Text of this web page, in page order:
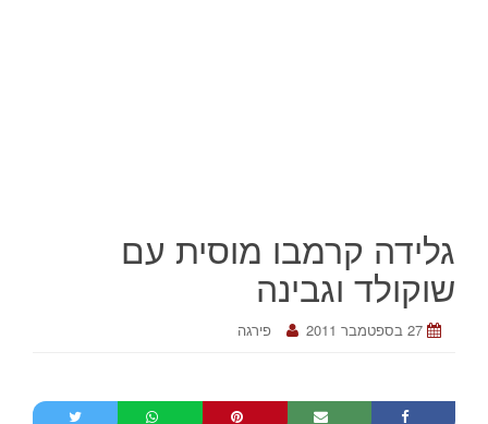
גלידה קרמבו מוסית עם
שוקולד וגבינה
27 בספטמבר 2011 פירגה